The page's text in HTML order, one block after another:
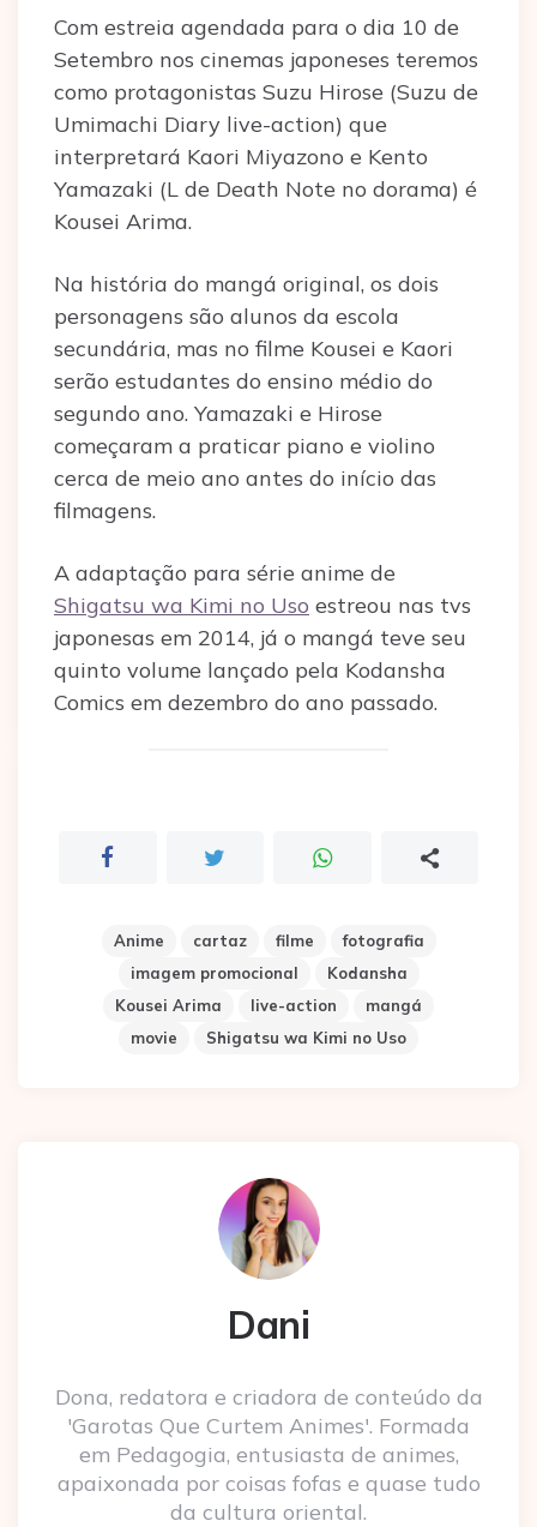
Com estreia agendada para o dia 10 de
Setembro nos cinemas japoneses teremos
como protagonistas Suzu Hirose (Suzu de
Umimachi Diary live-action) que
interpretará Kaori Miyazono e Kento
Yamazaki (L de Death Note no dorama) é
Kousei Arima.
Na história do mangá original, os dois
personagens são alunos da escola
secundária, mas no filme Kousei e Kaori
serão estudantes do ensino médio do
segundo ano. Yamazaki e Hirose
começaram a praticar piano e violino
cerca de meio ano antes do início das
filmagens.
A adaptação para série anime de
Shigatsu wa Kimi no Uso estreou nas tvs
japonesas em 2014, já o mangá teve seu
quinto volume lançado pela Kodansha
Comics em dezembro do ano passado.
Anime cartaz filme
fotografia
imagem promocional
Kodansha
Kousei Arima
live-action
mangá
movie
Shigatsu wa Kimi no Uso
Dani
Dona, redatora e criadora de conteúdo da
'Garotas Que Curtem Animes'. Formada
em Pedagogia, entusiasta de animes,
apaixonada por coisas fofas e quase tudo
da cultura oriental.